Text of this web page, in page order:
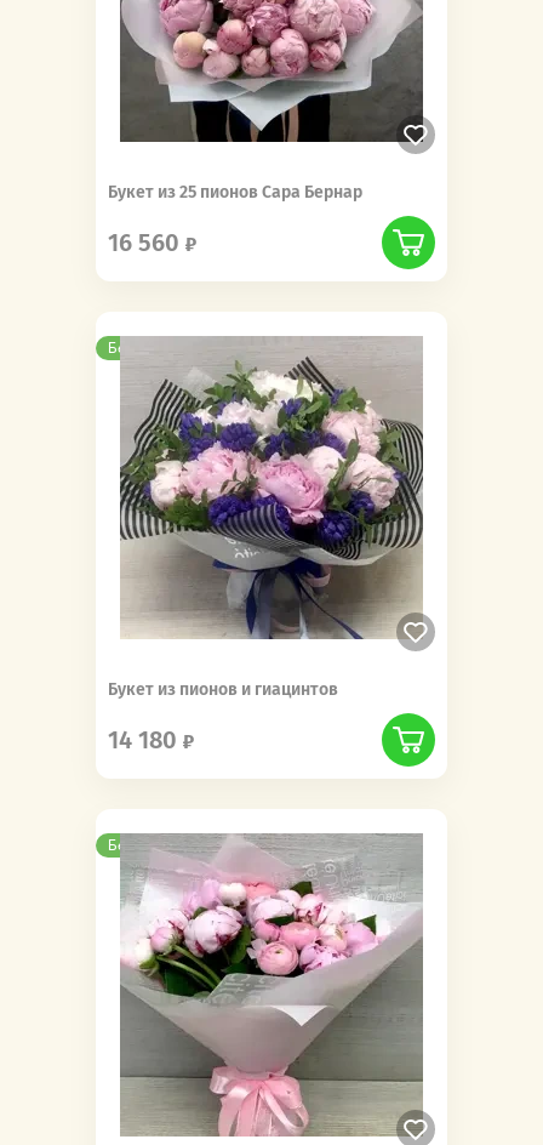
Букет из 25 пионов Сара Бернар
16 560
Бесплатная доставка
Букет из пионов и гиацинтов
14 180
Бесплатная доставка